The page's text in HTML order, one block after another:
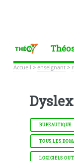
Accueil > enseignant>
BUREAUTIQUE
TOUS LES
LOGICIELS